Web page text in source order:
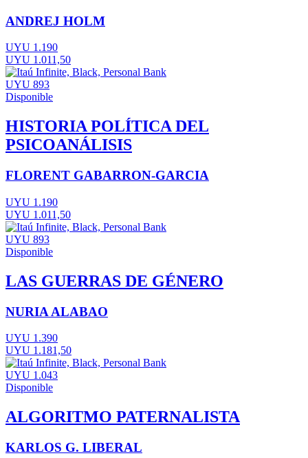
ANDREJ HOLM
UYU 1.190
UYU 1.011,50
UYU 893
Disponible
HISTORIA POLÍTICA DEL
PSICOANÁLISIS
FLORENT GABARRON-GARCIA
UYU 1.190
UYU 1.011,50
UYU 893
Disponible
LAS GUERRAS DE GÉNERO
NURIA ALABAO
UYU 1.390
UYU 1.181,50
UYU 1.043
Disponible
ALGORITMO PATERNALISTA
KARLOS G. LIBERAL